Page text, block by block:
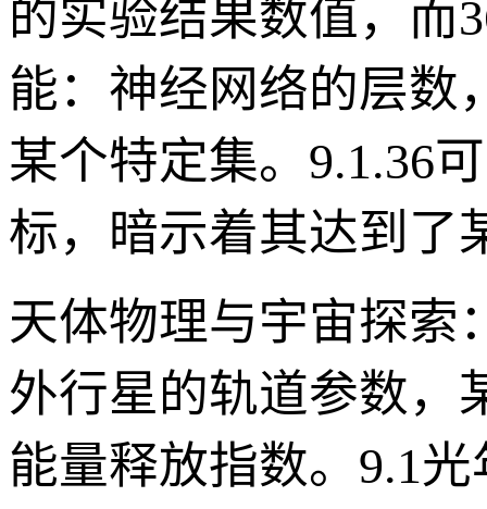
的实验结果数值，而
能：神经网络的层数
某个特定集。9.1.36
标，暗示着其达到了
天体物理与宇宙探索
外行星的轨道参数，
能量释放指数。9.1